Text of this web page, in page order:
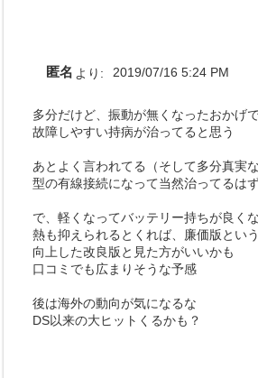
匿名 より: 2019/07/16 5:24 PM
多分だけど、振動が無くなったおかげ
故障しやすい持病が治ってると思う
あとよく言われてる（そして多分真実
型の有線接続になって当然治ってるは
で、軽くなってバッテリー持ちが良く
熱も抑えられるとくれば、廉価版とい
向上した改良版と見た方がいいかも
口コミでも広まりそうな予感
後は海外の動向が気になるな
DS以来の大ヒットくるかも？